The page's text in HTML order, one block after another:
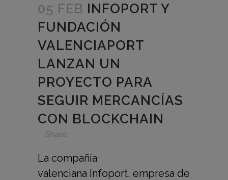
05 FEB INFOPORT Y
FUNDACIÓN
VALENCIAPORT
LANZAN UN
PROYECTO PARA
SEGUIR MERCANCÍAS
CON BLOCKCHAIN
Share
La compañía
valenciana Infoport, empresa de